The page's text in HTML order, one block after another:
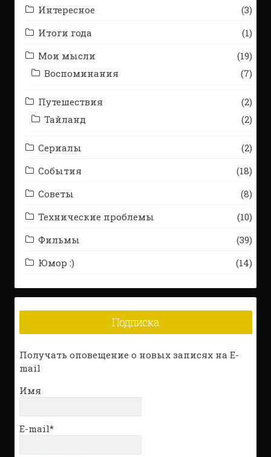
Интересное
(3)
Итоги года
(1)
Мои мысли
(19)
Воспоминания
(7)
Путешествия
(2)
Тайланд
(2)
Сериалы
(2)
События
(18)
Советы
(8)
Технические проблемы
(10)
Фильмы
(39)
Юмор :)
(14)
Подписка
Получать оповещение о новых записях на E-
mail
Имя
E-mail*